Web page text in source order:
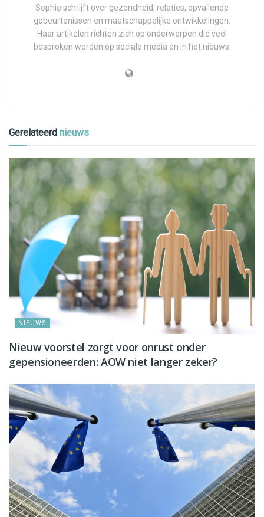
Sophie schrijft over gezondheid, relaties, opvallende
gebeurtenissen en maatschappelijke ontwikkelingen.
Haar artikelen richten zich op onderwerpen die veel
besproken worden op sociale media en in het nieuws.
Gerelateerd nieuws
NIEUWS
Nieuw voorstel zorgt voor onrust onder
gepensioneerden: AOW niet langer zeker?